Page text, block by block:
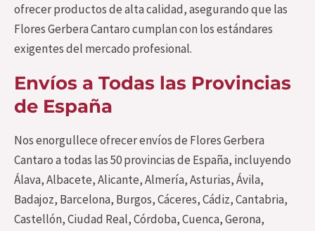
ofrecer productos de alta calidad, asegurando que las
Flores Gerbera Cantaro cumplan con los estándares
exigentes del mercado profesional.
Envíos a Todas las Provincias
de España
Nos enorgullece ofrecer envíos de Flores Gerbera
Cantaro a todas las 50 provincias de España, incluyendo
Álava, Albacete, Alicante, Almería, Asturias, Ávila,
Badajoz, Barcelona, Burgos, Cáceres, Cádiz, Cantabria,
Castellón, Ciudad Real, Córdoba, Cuenca, Gerona,